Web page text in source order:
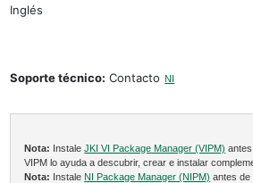
Inglés
Soporte técnico: Contacto NI
Nota: InstaleJKI VI Package Manager (VIPM)
VIPM lo ayuda a descubrir, crear e instalar
Nota: Instale NI Package Manager (NIPM) antes de